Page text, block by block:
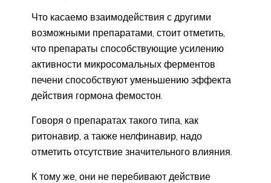
Что касаемо взаимодействия с другими
возможными препаратами, стоит отметить,
что препараты способствующие усилению
активности микросомальных ферментов
печени способствуют уменьшению эффекта
действия гормона фемостон.
Говоря о препаратах такого типа, как
ритонавир, а также нелфинавир, надо
отметить отсутствие значительного влияния.
К тому же, они не перебивают действие